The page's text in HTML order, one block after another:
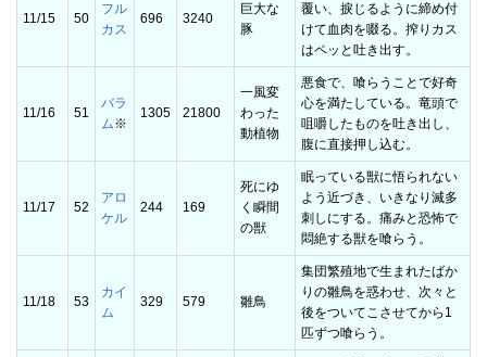
11/15 50
フル
カス
696 3240
巨大な
豚
覆い、捩じるように締め付
けて血肉を啜る。搾りカス
はペッと吐き出す。
11/16 51
バラ
ム※
1305 21800
一風変
わった
動植物
悪食で、喰らうことで好奇
心を満たしている。竜頭で
咀嚼したものを吐き出し、
腹に直接押し込む。
11/17 52
アロ
ケル
244 169
死にゆ
く瞬間
の獣
眠っている獣に悟られない
よう近づき、いきなり滅多
刺しにする。痛みと恐怖で
悶絶する獣を喰らう。
11/18 53
カイ
ム
329 579 雛鳥
集団繁殖地で生まれたばか
りの雛鳥を惑わせ、次々と
後をついてこさせてから1
匹ずつ喰らう。